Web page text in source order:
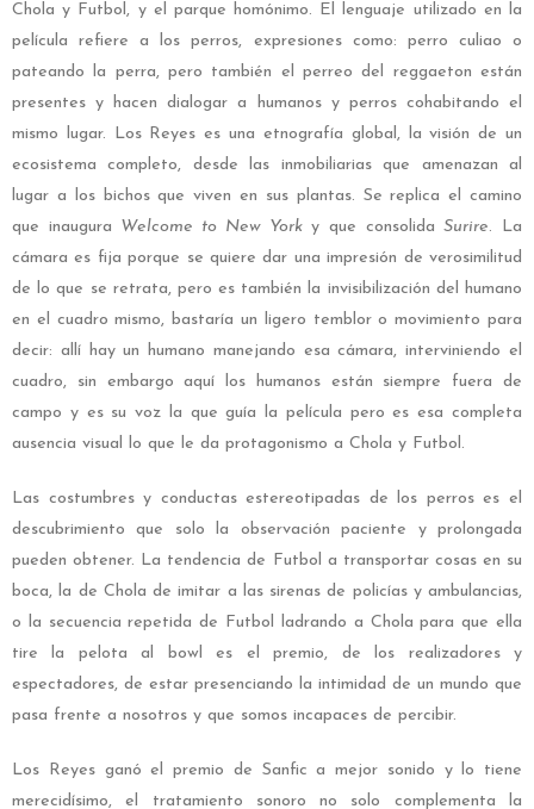
Chola y Futbol, y el parque homónimo. El lenguaje utilizado en la
película refiere a los perros, expresiones como: perro culiao o
pateando la perra, pero también el perreo del reggaeton están
presentes y hacen dialogar a humanos y perros cohabitando el
mismo lugar. Los Reyes es una etnografía global, la visión de un
ecosistema completo, desde las inmobiliarias que amenazan al
lugar a los bichos que viven en sus plantas. Se replica el camino
que inaugura
Welcome to New Yorky que consolidaSurire. La
cámara es fija porque se quiere dar una impresión de verosimilitud
de lo que se retrata, pero es también la invisibilización del humano
en el cuadro mismo, bastaría un ligero temblor o movimiento para
decir: allí hay un humano manejando esa cámara, interviniendo el
cuadro, sin embargo aquí los humanos están siempre fuera de
campo y es su voz la que guía la película pero es esa completa
ausencia visual lo que le da protagonismo a Chola y Futbol.
Las costumbres y conductas estereotipadas de los perros es el
descubrimiento que solo la observación paciente y prolongada
pueden obtener. La tendencia de Futbol a transportar cosas en su
boca, la de Chola de imitar a las sirenas de policías y ambulancias,
o la secuencia repetida de Futbol ladrando a Chola para que ella
tire la pelota al bowl es el premio, de los realizadores y
espectadores, de estar presenciando la intimidad de un mundo que
pasa frente a nosotros y que somos incapaces de percibir.
Los Reyes ganó el premio de Sanfic a mejor sonido y lo tiene
merecidísimo, el tratamiento sonoro no solo complementa la